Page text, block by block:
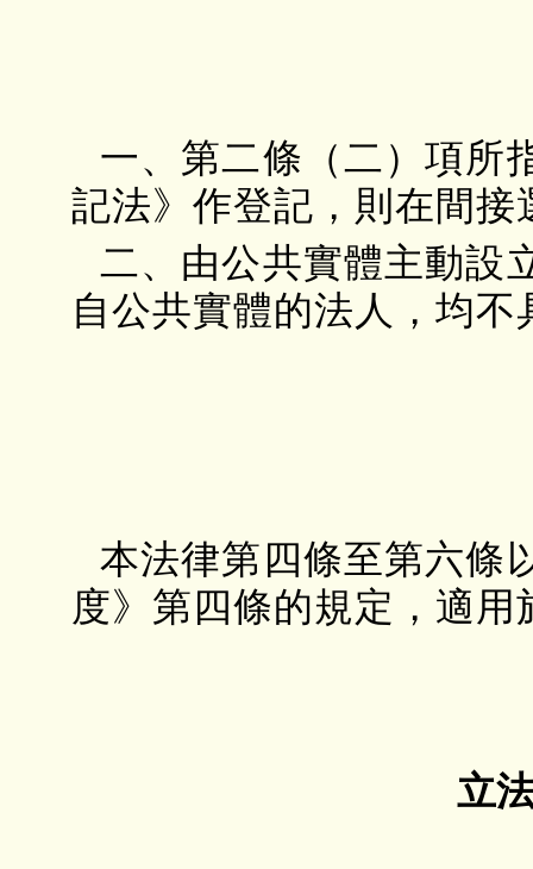
一、第二條（二）項所
記法》作登記，則在間
二、由公共實體主動設
自公共實體的法人，均不
本法律第四條至第六條
度》第四條的規定，適用
立